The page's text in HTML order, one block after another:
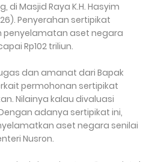
di Masjid Raya K.H. Hasyim
Penyerahan sertipikat
penyelamatan aset negara
Rp102 triliun.
dan amanat dari Bapak
permohonan sertipikat
Nilainya kalau divaluasi
adanya sertipikat ini,
aset negara senilai
Nusron.